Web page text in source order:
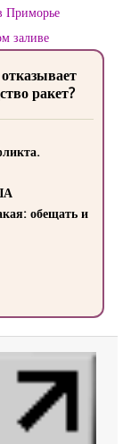
Приморье
заливе
ракет?
обещать и